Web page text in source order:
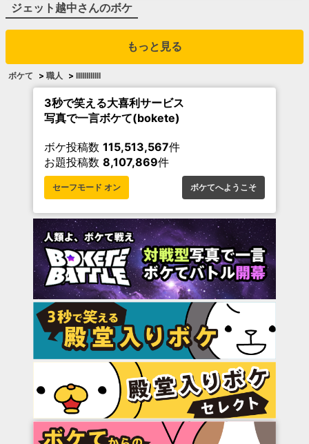
ジェット越中さんのボケ
もっと見る
ボケて > 職人 > lIlIlIlIlIlI
3秒で笑える大喜利サービス
写真で一言ボケて(bokete)
ボケ投稿数 115,513,567件
お題投稿数 8,107,869件
セーフモード オン ボケてへようこそ